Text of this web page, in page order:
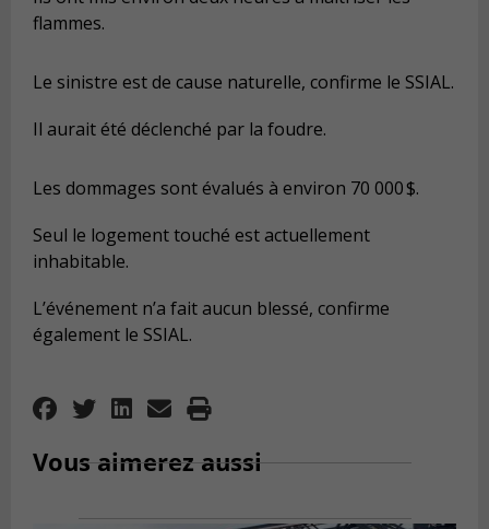
flammes.
Le sinistre est de cause naturelle, confirme le SSIAL.
Il aurait été déclenché par la foudre.
Les dommages sont évalués à environ 70 000 $.
Seul le logement touché est actuellement
inhabitable.
L’événement n’a fait aucun blessé, confirme
également le SSIAL.
Vous aimerez aussi